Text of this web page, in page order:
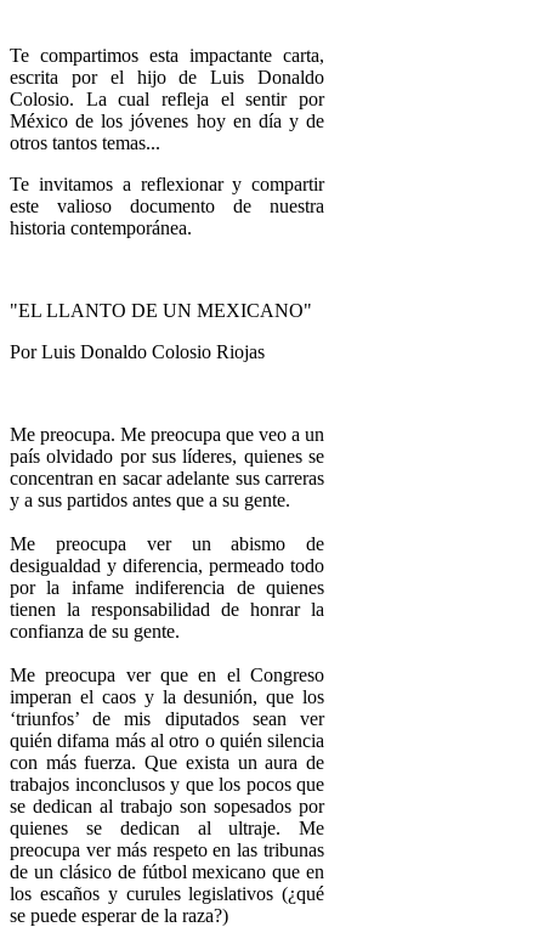
Te compartimos esta impactante carta,
escrita por el hijo de Luis Donaldo
Colosio. La cual refleja el sentir por
México de los jóvenes hoy en día y de
otros tantos temas...
Te invitamos a reflexionar y compartir
este valioso documento de nuestra
historia contemporánea.
"EL LLANTO DE UN MEXICANO"
Por Luis Donaldo Colosio Riojas
Me preocupa. Me preocupa que veo a un
país olvidado por sus líderes, quienes se
concentran en sacar adelante sus carreras
y a sus partidos antes que a su gente.
Me preocupa ver un abismo de
desigualdad y diferencia, permeado todo
por la infame indiferencia de quienes
tienen la responsabilidad de honrar la
confianza de su gente.
Me preocupa ver que en el Congreso
imperan el caos y la desunión, que los
‘triunfos’ de mis diputados sean ver
quién difama más al otro o quién silencia
con más fuerza. Que exista un aura de
trabajos inconclusos y que los pocos que
se dedican al trabajo son sopesados por
quienes se dedican al ultraje. Me
preocupa ver más respeto en las tribunas
de un clásico de fútbol mexicano que en
los escaños y curules legislativos (¿qué
se puede esperar de la raza?)